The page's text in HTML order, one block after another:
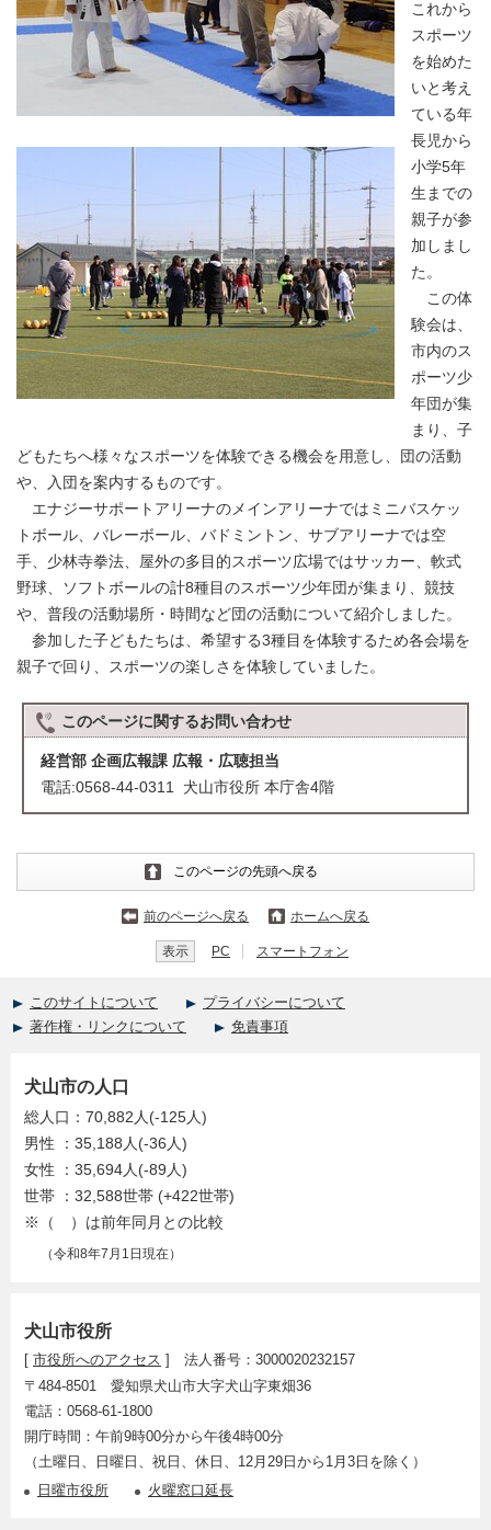
これから
スポーツ
を始めた
いと考え
ている年
長児から
小学5年
生までの
親子が参
加しまし
た。
この体
験会は、
市内のス
ポーツ少
年団が集
まり、子
どもたちへ様々なスポーツを体験できる機会を用意し、団の活動
や、入団を案内するものです。
エナジーサポートアリーナのメインアリーナではミニバスケッ
トボール、バレーボール、バドミントン、サブアリーナでは空
手、少林寺拳法、屋外の多目的スポーツ広場ではサッカー、軟式
野球、ソフトボールの計8種目のスポーツ少年団が集まり、競技
や、普段の活動場所・時間など団の活動について紹介しました。
参加した子どもたちは、希望する3種目を体験するため各会場を
親子で回り、スポーツの楽しさを体験していました。
このページに関するお問い合わせ
経営部 企画広報課 広報・広聴担当
電話:0568-44-0311 犬山市役所 本庁舎4階
このページの先頭へ戻る
前のページへ戻る ホームへ戻る
表示 PC スマートフォン
このサイトについて
プライバシーについて
著作権・リンクについて
免責事項
犬山市役所
[ 市役所へのアクセス ] 法人番号：3000020232157
〒484-8501 愛知県犬山市大字犬山字東畑36
電話：0568-61-1800
開庁時間：午前9時00分から午後4時00分
（土曜日、日曜日、祝日、休日、12月29日から1月3日を除く）
日曜市役所
火曜窓口延長
犬山市の人口
総人口：70,882人(-125人)
男性 ：35,188人(-36人)
女性 ：35,694人(-89人)
世帯 ：32,588世帯 (+422世帯)
※（ ）は前年同月との比較
（令和8年7月1日現在）